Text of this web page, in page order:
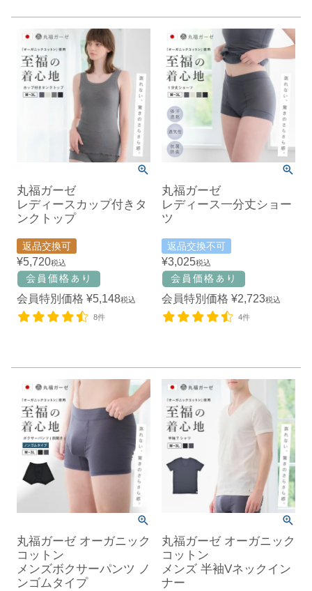
丸福ガーゼ
レディースカップ付きタ
ンクトップ
返品交換可
¥5,720税込
会員特別価格 ¥5,148税込
8件
丸福ガーゼ
レディース一分丈ショー
ツ
返品交換不可
¥3,025税込
会員特別価格 ¥2,723税込
4件
丸福ガーゼ オーガニック
コットン
メンズボクサーパンツ ノ
ンゴムタイプ
丸福ガーゼ オーガニック
コットン
メンズ 半袖Vネックイン
ナー